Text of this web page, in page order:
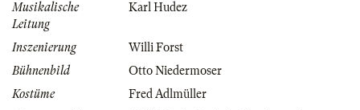
Musikalische
Leitung
Karl Hudez
Inszenierung
Willi Forst
Bühnenbild
Otto Niedermoser
Kostüme
Fred Adlmüller